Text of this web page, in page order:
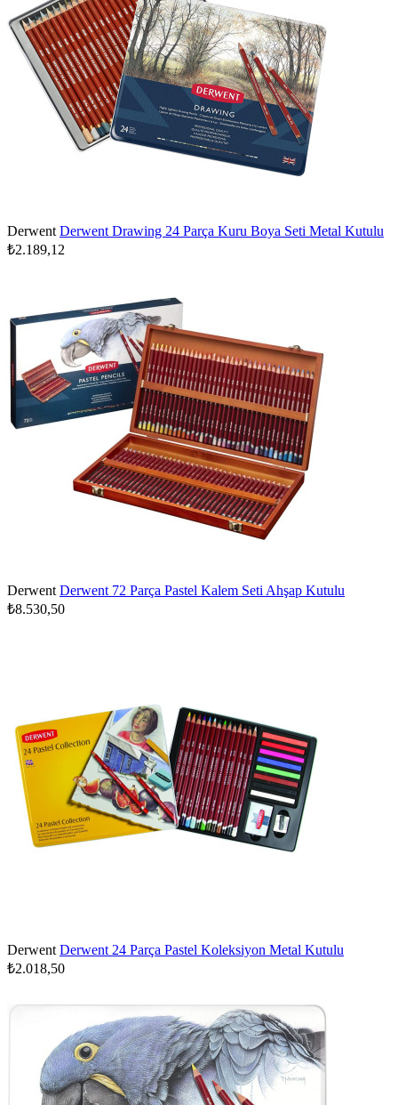
Derwent Derwent Drawing 24 Parça Kuru Boya Seti Metal Kutulu
₺2.189,12
Derwent Derwent 72 Parça Pastel Kalem Seti Ahşap Kutulu
₺8.530,50
Derwent Derwent 24 Parça Pastel Koleksiyon Metal Kutulu
₺2.018,50